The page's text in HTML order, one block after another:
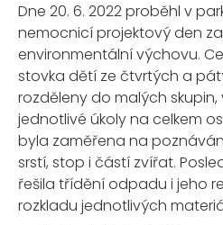
Dne 20. 6. 2022 proběhl v
nemocnicí projektový den
environmentální výchovu.
stovka dětí ze čtvrtých a
rozděleny do malých skupin,
jednotlivé úkoly na celkem
byla zaměřena na
srstí, stop i částí zvířat.
řešila třídění odpadu i jeho
rozkladu jednotlivých